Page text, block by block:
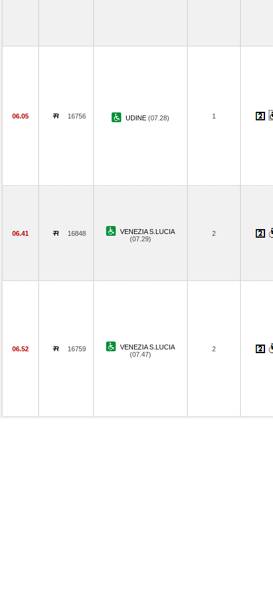
06.05 16756 UDINE (07.28) 1
06.41 16848
VENEZIA S.LUCIA
(07.29)
2
06.52 16759
VENEZIA S.LUCIA
(07.47)
2